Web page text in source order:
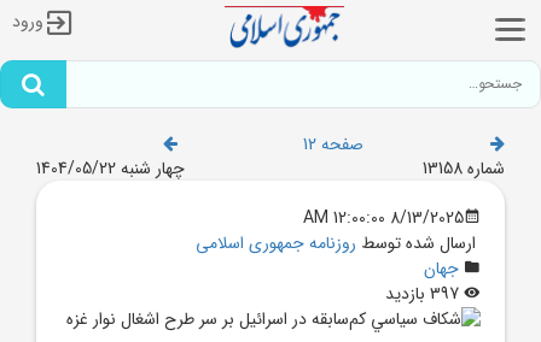
ورود
صفحه 12
شماره 13158
چهار شنبه 1404/05/22
8/13/2025 12:00:00 AM
ارسال شده توسط روزنامه جمهوری اسلامی
جهان